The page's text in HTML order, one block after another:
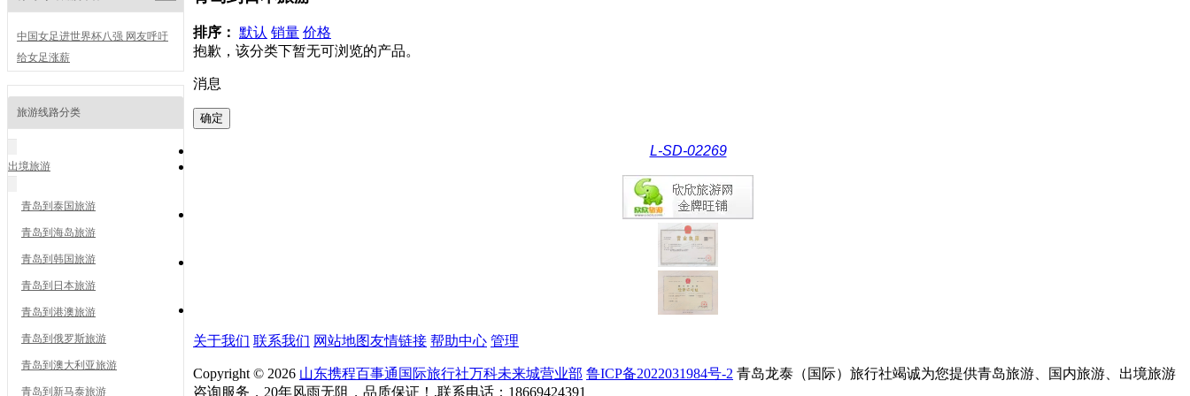
中国女足进世界杯八强 网友呼吁
给女足涨薪
旅游线路分类
出境旅游
青岛到泰国旅游
青岛到海岛旅游
青岛到韩国旅游
青岛到日本旅游
青岛到港澳旅游
青岛到俄罗斯旅游
青岛到澳大利亚旅游
青岛到新马泰旅游
排序： 默认 销量 价格
抱歉，该分类下暂无可浏览的产品。
消息
L-SD-02269
关于我们 联系我们 网站地图友情链接 帮助中心 管理
Copyright © 2026 山东携程百事通国际旅行社万科未来城营业部 鲁ICP备2022031984号-2 青岛龙泰（国际）旅行社竭诚为您提供青岛旅游、国内旅游、出境旅游
咨询服务，20年风雨无阻，品质保证！,联系电话：18669424391